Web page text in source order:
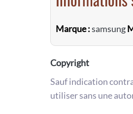
Marque :samsung
Copyright
Sauf indication
utiliser sans une